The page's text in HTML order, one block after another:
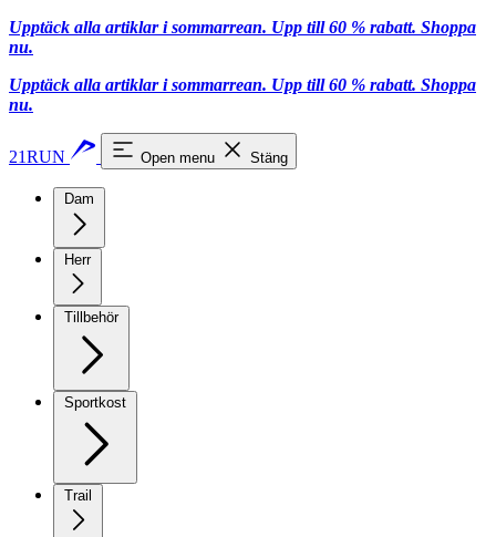
Upptäck alla artiklar i sommarrean. Upp till 60 % rabatt. Shoppa
nu.
Upptäck alla artiklar i sommarrean. Upp till 60 % rabatt. Shoppa
nu.
21RUN Open menu Stäng
Dam
Herr
Tillbehör
Sportkost
Trail